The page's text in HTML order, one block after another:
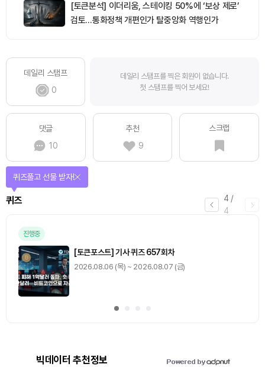
[토큰분석] 이더리움, 스테이킹 50%에 ‘보상 제로’
검토…통화정책 개편인가 탈중앙화 역행인가
데일리 스탬프
0
데일리 스탬프를 찍은 회원이 없습니다.
첫 스탬프를 찍어 보세요!
댓글
10
추천
9
스크랩
4 /
4
퀴즈
퀴즈풀고 선물 받자!
진행중
[토큰포스트] 기사 퀴즈 657회차
2026.08.06 (목) ~ 2026.08.07 (금)
빅데이터 추천정보